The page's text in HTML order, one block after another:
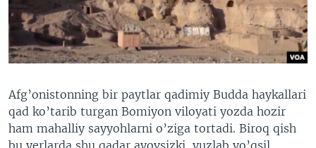
VIDEO
XABARLAR SURATLARDA
ODNOKLASSNIKI
TELEGRAM
TWITTER
SOUNDCLOUD
VOA
Afg’onistonning bir paytlar qadimiy Budda haykallari
qad ko’tarib turgan Bomiyon viloyati yozda hozir
ham mahalliy sayyohlarni o’ziga tortadi. Biroq qish
bu yerlarda shu qadar ayovsizki, yuzlab yo’qsil